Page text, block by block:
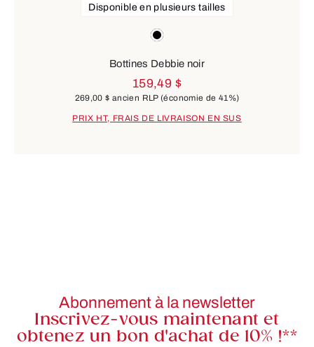
noir
Disponible en plusieurs tailles
Bottines Debbie noir
159,49 $
269,00 $ ancien RLP(économie de 41%)
PRIX HT, FRAIS DE LIVRAISON EN SUS
Abonnement à la newsletter
Inscrivez-vous maintenant et
obtenez un bon d'achat de 10% !**